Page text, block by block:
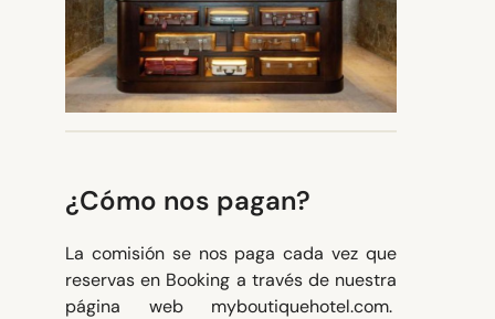
¿Cómo nos pagan?
La comisión se nos paga cada vez que
reservas en Booking a través de nuestra
página web myboutiquehotel.com.